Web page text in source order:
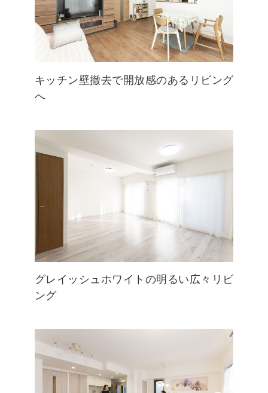
キッチン壁撤去で開放感のあるリビング
へ
グレイッシュホワイトの明るい広々リビ
ング